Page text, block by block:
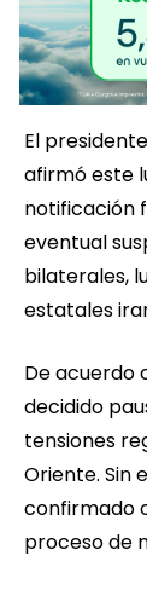
El
afirmó este
notificación
eventual
bilaterales,
estatales
De acuerdo
decidido
tensiones
Oriente. Sin
confirmado
proceso de